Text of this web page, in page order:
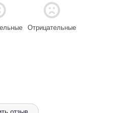
Отрицательные